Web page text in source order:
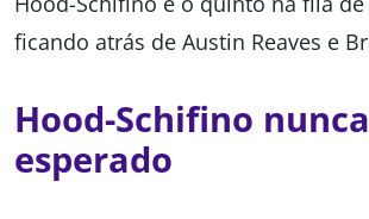
ficando atrás de Austin Reaves e
Hood-Schifino
esperado